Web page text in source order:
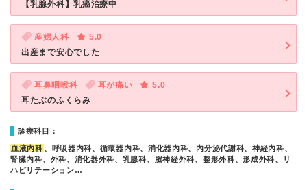
【乳腺外科】乳癌治療中
産婦人科
5.0
出産まで安心でした
耳鼻咽喉科 耳が痛い
5.0
耳たぶのふくらみ
診療科目：
血液内科 、呼吸器内科、循環器内科、消化器内科、内分泌代謝科、神経内科、
腎臓内科、外科、消化器外科、乳腺科、脳神経外科、整形外科、形成外科、リ
ハビリテーション…